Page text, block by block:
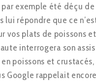
exemple été déçu
lui répondre que ce
vos plats de poissons
interrogera son
poissons et
Google rappelait